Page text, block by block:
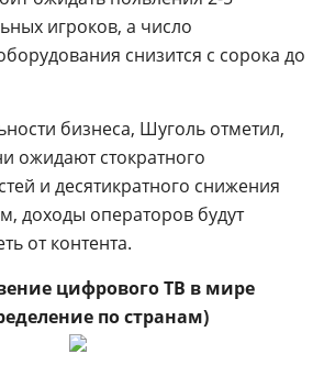
игроков, а число
снизится с сорока до
бизнеса, Шуголь отметил,
ожидают стократного
и десятикратного снижения
доходы операторов будут
от контента.
цифрового ТВ в мире
по странам)